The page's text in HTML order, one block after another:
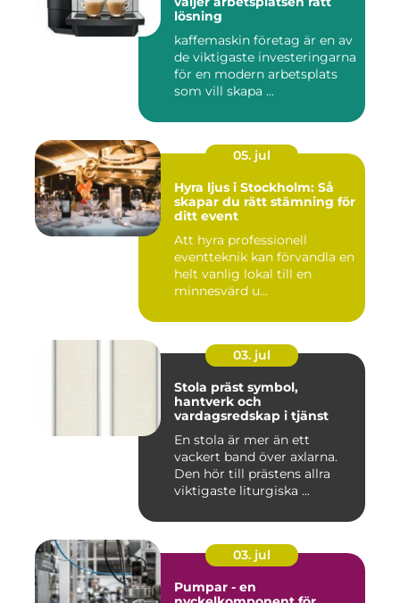
lösning
kaffemaskin företag är en av
de viktigaste investeringarna
för en modern arbetsplats
som vill skapa ...
05. jul
Hyra ljus i Stockholm: Så
skapar du rätt stämning för
ditt event
Att hyra professionell
eventteknik kan förvandla en
helt vanlig lokal till en
minnesvärd u...
03. jul
Stola präst symbol,
hantverk och
vardagsredskap i tjänst
En stola är mer än ett
vackert band över axlarna.
Den hör till prästens allra
viktigaste liturgiska ...
03. jul
Pumpar - en